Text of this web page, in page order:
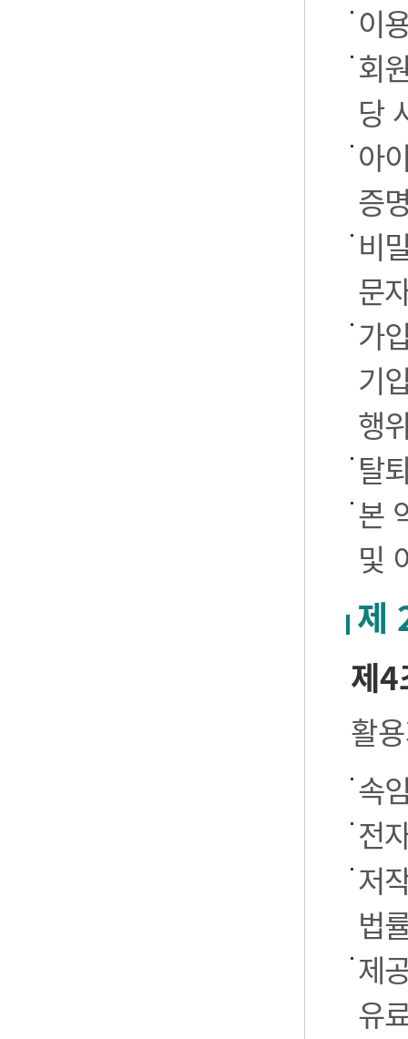
이
회
당
아
증
비
문
가
기
행
탈
본
및
제
제4
활
속
전
저
법
제
유